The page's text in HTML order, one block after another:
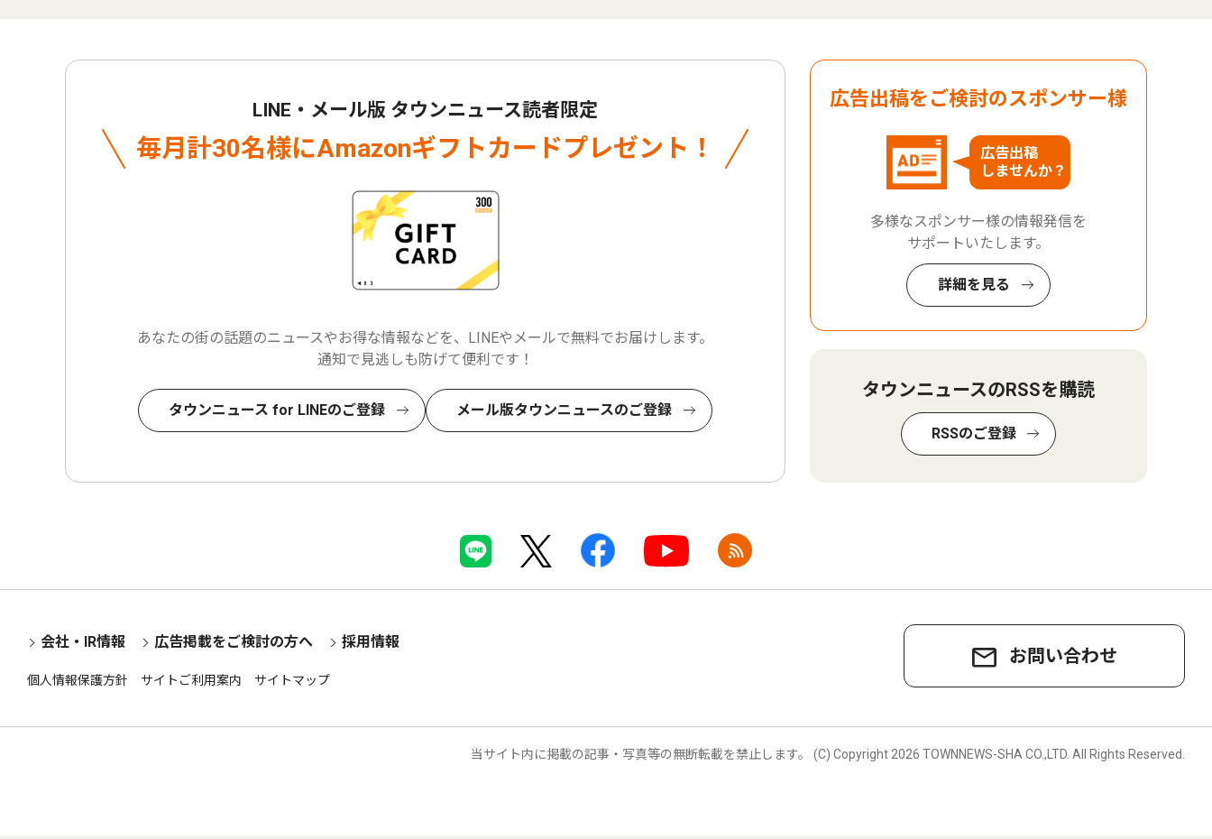
LINE・メール版 タウンニュース読者限定
毎月計30名様にAmazonギフトカードプレゼント！
あなたの街の話題のニュースやお得な情報などを、LINEやメールで無料でお届けします。
通知で見逃しも防げて便利です！
タウンニュース for LINEのご登録 メール版タウンニュースのご登録
広告出稿をご検討のスポンサー様
広告出稿
しませんか？
多様なスポンサー様の情報発信を
サポートいたします。
詳細を見る
タウンニュースのRSSを購読
RSSのご登録
お問い合わせ
会社・IR情報 広告掲載をご検討の方へ 採用情報
個人情報保護方針 サイトご利用案内 サイトマップ
当サイト内に掲載の記事・写真等の無断転載を禁止します。 (C) Copyright 2026 TOWNNEWS-SHA CO.,LTD. All Rights Reserved.